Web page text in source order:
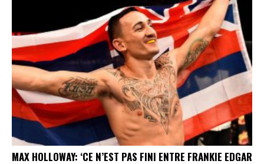
MAX HOLLOWAY: ‘CE N’EST PAS FINI ENTRE FRANKIE EDGAR